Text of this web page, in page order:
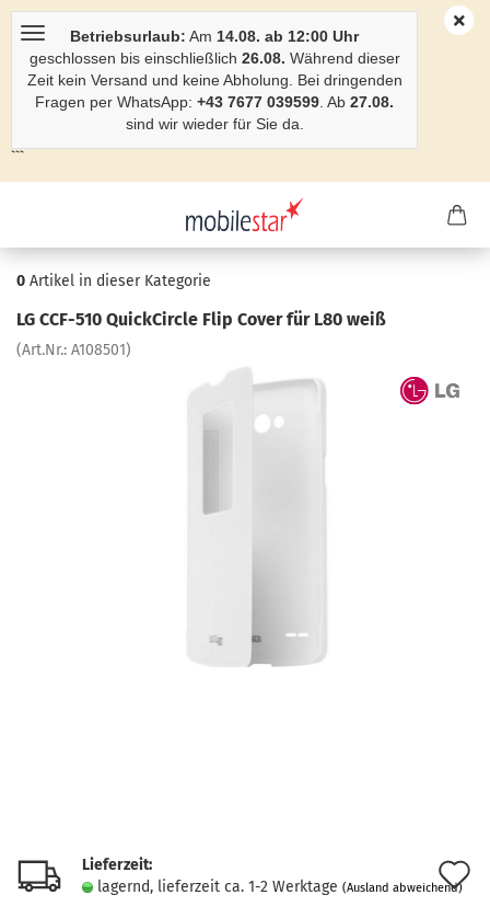
Betriebsurlaub: Am 14.08. ab 12:00 Uhr
geschlossen bis einschließlich 26.08. Während dieser
Zeit kein Versand und keine Abholung. Bei dringenden
Fragen per WhatsApp: +43 7677 039599 . Ab 27.08.
sind wir wieder für Sie da.
```
0 Artikel in dieser Kategorie
LG CCF-​510 Quick­Cir­cle Flip Cover für L80 weiß
(Art.Nr.: A108501)
Lieferzeit:
lagernd, lieferzeit ca. 1-2 Werktage (Ausland abweichend)